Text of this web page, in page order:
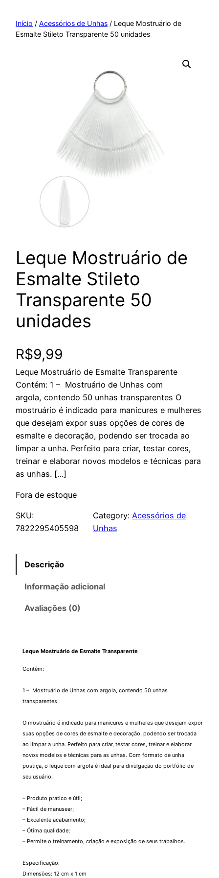
paraInício / Acessórios de Unhas / Leque Mostruário de
Esmalte Stileto Transparente 50 unidades
Leque Mostruário de
Esmalte Stileto
Transparente 50
unidades
R$9,99
Leque Mostruário de Esmalte Transparente
Contém: 1 – Mostruário de Unhas com
argola, contendo 50 unhas transparentes O
mostruário é indicado para manicures e mulheres
que desejam expor suas opções de cores de
esmalte e decoração, podendo ser trocada ao
limpar a unha. Perfeito para criar, testar cores,
treinar e elaborar novos modelos e técnicas para
as unhas. […]
Fora de estoque
SKU:
7822295405598
Category: Acessórios de
Unhas
Descrição
Informação adicional
Avaliações (0)
Leque Mostruário de Esmalte Transparente
Contém:
1 – Mostruário de Unhas com argola, contendo 50 unhas
transparentes
O mostruário é indicado para manicures e mulheres que desejam expor
suas opções de cores de esmalte e decoração, podendo ser trocada
ao limpar a unha. Perfeito para criar, testar cores, treinar e elaborar
novos modelos e técnicas para as unhas. Com formato de unha
postiça, o leque com argola é ideal para divulgação do portfólio de
seu usuário.
– Produto prático e útil;
– Fácil de manusear;
– Excelente acabamento;
– Ótima qualidade;
– Permite o treinamento, criação e exposição de seus trabalhos.
Especificação:
Dimensões: 12 cm x 1 cm